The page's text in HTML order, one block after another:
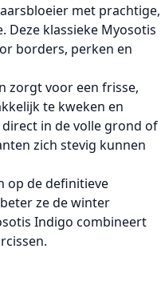
met prachtige,
. Deze klassieke Myosotis
borders, perken en
zorgt voor een frisse,
te kweken en
direct in de volle grond of
zich stevig kunnen
op de definitieve
ze de winter
Indigo combineert